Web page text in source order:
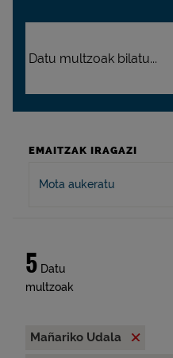
EMAITZAK IRAGAZI
Mota aukeratu
5 Datu
multzoak
Mañariko Udala